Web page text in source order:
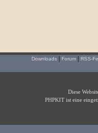
Downloads Forum RSS-
Diese
PHPKIT ist eine